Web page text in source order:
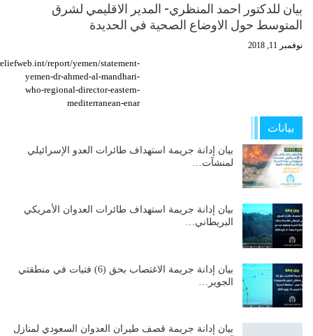
بيان للدكتور احمد المنظري- المدير الاقليمي لشرق
المتوسط حول الاوضاع الصحية في الحديدة
نوفمبر 11, 2018
report/yemen/statement-
yemen-dr-ahmed-al-mandhari-
who-regional-director-eastern-
mediterranean-enar
بيانات
بيان إدانة جريمة استهداف طائرات العدو الإسرائيلي
لمنشآت…
بيان إدانة جريمة استهداف طائرات العدوان الأمريكي
البريطاني…
بيان إدانة جريمة الاغتصاب بحق (6) فتيات في منطقتي
الجوير…
بيان إدانة جريمة قصف طيران العدوان السعودي لمنازل